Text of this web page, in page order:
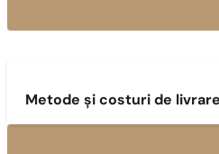
Metode și costuri de livrare